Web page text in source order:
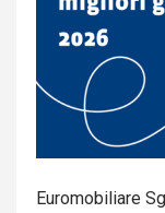
Euromobiliare